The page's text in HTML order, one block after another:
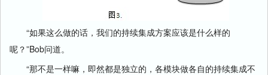
“如果这么做的话，我们的持续集成方案应该是什么样的
呢？”Bob问道。
“那不是一样嘛，即然都是独立的，各模块做各自的持续集成不